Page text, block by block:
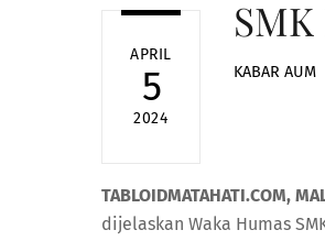
APRIL
5
2024
KABAR AUM
TABLOIDMATAHATI.COM,
dijelaskan Waka Humas